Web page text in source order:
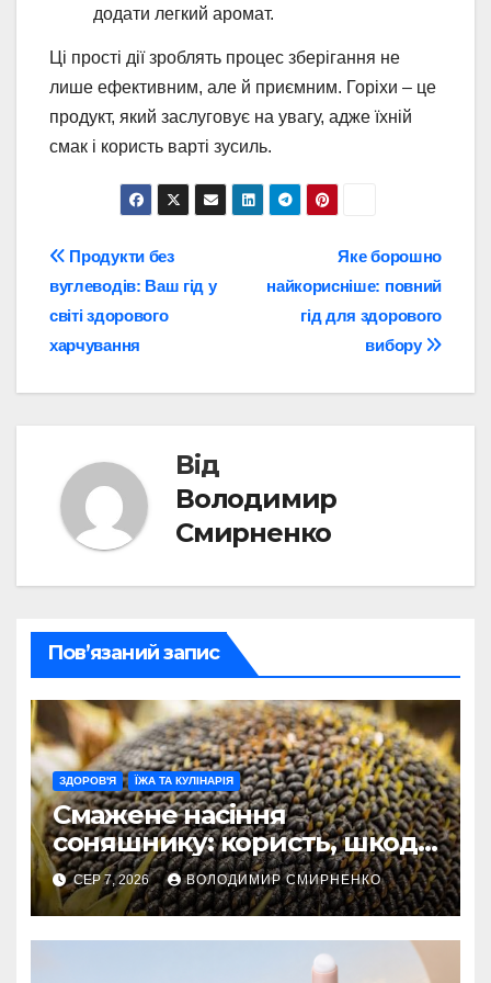
додати легкий аромат.
Ці прості дії зроблять процес зберігання не
лише ефективним, але й приємним. Горіхи – це
продукт, який заслуговує на увагу, адже їхній
смак і користь варті зусиль.
Навігація
записів
Яке борошно
найкорисніше: повний
гід для здорового
вибору
Продукти без
вуглеводів: Ваш гід у
світі здорового
харчування
Від
Володимир
Смирненко
Пов’язаний запис
ЗДОРОВ'Я ЇЖА ТА КУЛІНАРІЯ
Смажене насіння
соняшнику: користь, шкода
та секрети приготування
СЕР 7, 2026 ВОЛОДИМИР СМИРНЕНКО